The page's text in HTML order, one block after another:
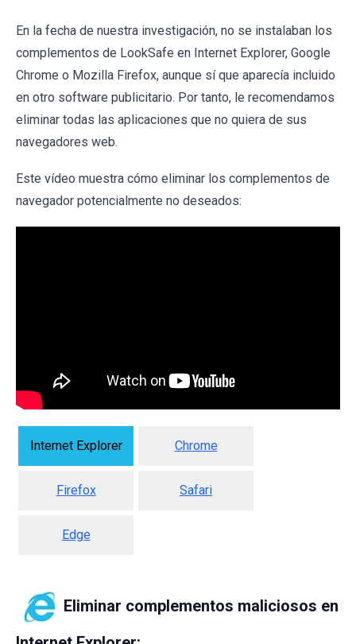
En la fecha de nuestra investigación, no se instalaban los
complementos de LookSafe en Internet Explorer, Google
Chrome o Mozilla Firefox, aunque sí que aparecía incluido
en otro software publicitario. Por tanto, le recomendamos
eliminar todas las aplicaciones que no quiera de sus
navegadores web.
Este vídeo muestra cómo eliminar los complementos de
navegador potencialmente no deseados:
Internet Explorer Chrome
Firefox Safari
Edge
Eliminar complementos maliciosos en